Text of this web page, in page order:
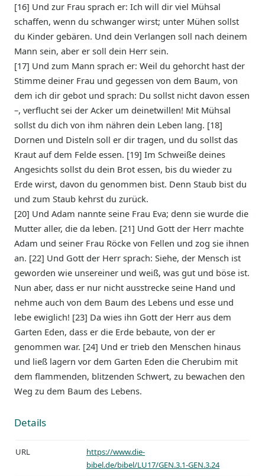
[16] Und zur Frau sprach er: Ich will dir viel Mühsal
schaffen, wenn du schwanger wirst; unter Mühen sollst
du Kinder gebären. Und dein Verlangen soll nach deinem
Mann sein, aber er soll dein Herr sein.
[17] Und zum Mann sprach er: Weil du gehorcht hast der
Stimme deiner Frau und gegessen von dem Baum, von
dem ich dir gebot und sprach: Du sollst nicht davon essen
–, verflucht sei der Acker um deinetwillen! Mit Mühsal
sollst du dich von ihm nähren dein Leben lang. [18]
Dornen und Disteln soll er dir tragen, und du sollst das
Kraut auf dem Felde essen. [19] Im Schweiße deines
Angesichts sollst du dein Brot essen, bis du wieder zu
Erde wirst, davon du genommen bist. Denn Staub bist du
und zum Staub kehrst du zurück.
[20] Und Adam nannte seine Frau Eva; denn sie wurde die
Mutter aller, die da leben. [21] Und Gott der Herr machte
Adam und seiner Frau Röcke von Fellen und zog sie ihnen
an. [22] Und Gott der Herr sprach: Siehe, der Mensch ist
geworden wie unsereiner und weiß, was gut und böse ist.
Nun aber, dass er nur nicht ausstrecke seine Hand und
nehme auch von dem Baum des Lebens und esse und
lebe ewiglich! [23] Da wies ihn Gott der Herr aus dem
Garten Eden, dass er die Erde bebaute, von der er
genommen war. [24] Und er trieb den Menschen hinaus
und ließ lagern vor dem Garten Eden die Cherubim mit
dem flammenden, blitzenden Schwert, zu bewachen den
Weg zu dem Baum des Lebens.
Details
URL
https://www.die-
bibel.de/bibel/LU17/GEN.3.1-GEN.3.24